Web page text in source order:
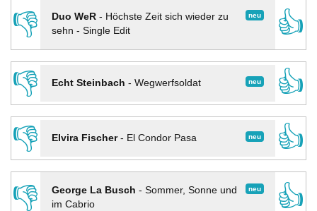
👎
neu
Duo WeR- Höchste Zeit sich wieder zu
sehn - Single Edit
👍
👎
neu
Echt Steinbach - Wegwerfsoldat
👍
👎
neu
Elvira Fischer- El Condor Pasa
👍
👎
neu
George La Busch - Sommer, Sonne und
im Cabrio
👍